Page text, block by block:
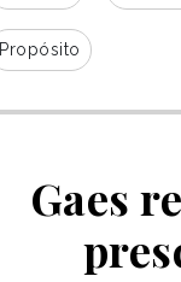
Propósito
Gaes